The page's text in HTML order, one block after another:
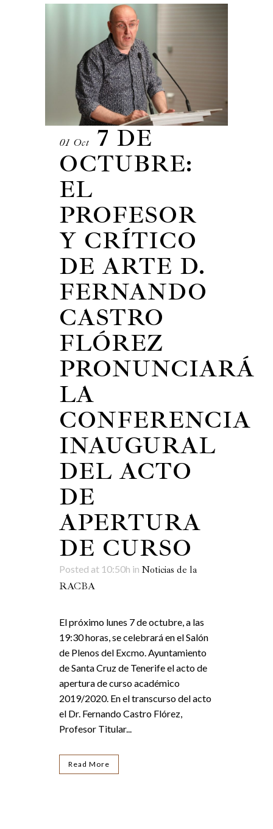
01 Oct
7 DE
OCTUBRE:
EL
PROFESOR
Y CRÍTICO
DE ARTE D.
FERNANDO
CASTRO
FLÓREZ
PRONUNCIARÁ
LA
CONFERENCIA
INAUGURAL
DEL ACTO
DE
APERTURA
DE CURSO
Posted at 10:50h in Noticias de la
RACBA
El próximo lunes 7 de octubre, a las
19:30 horas, se celebrará en el Salón
de Plenos del Excmo. Ayuntamiento
de Santa Cruz de Tenerife el acto de
apertura de curso académico
2019/2020. En el transcurso del acto
el Dr. Fernando Castro Flórez,
Profesor Titular...
Read More